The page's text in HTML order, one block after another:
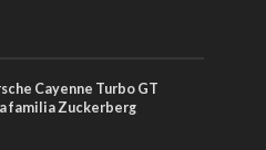
Cayenne Turbo GT
familia Zuckerberg